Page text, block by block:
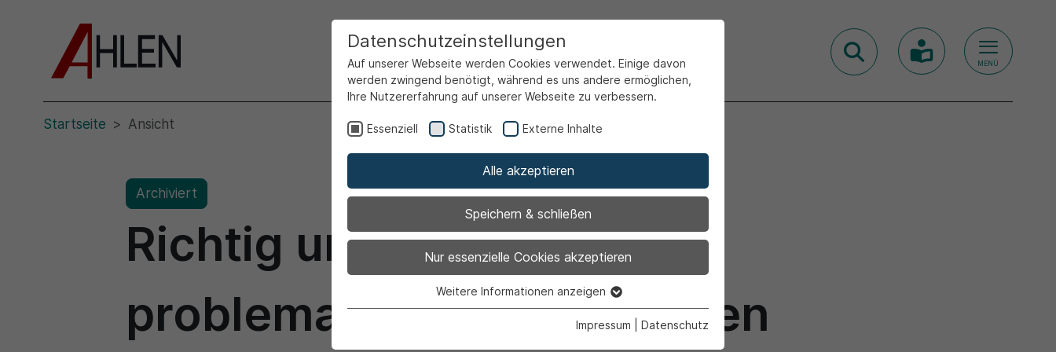
MENÜ
Startseite Ansicht
Archiviert
Richtig umgehen mit
problematischen Immobilien
Datenschutzeinstellungen
Auf unserer Webseite werden Cookies verwendet. Einige davon
werden zwingend benötigt, während es uns andere ermöglichen,
Ihre Nutzererfahrung auf unserer Webseite zu verbessern.
Essenziell Statistik Externe Inhalte
Alle akzeptieren
Speichern & schließen
Nur essenzielle Cookies akzeptieren
Essenzielle Cookies werden für grundlegende Funktionen der
Weitere Informationen anzeigen
Impressum Datenschutz